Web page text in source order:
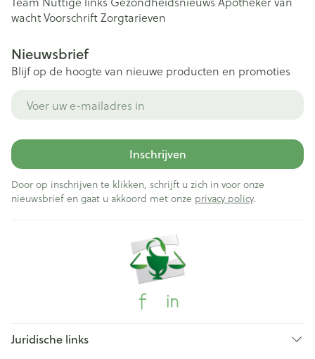
wachtVoorschriftZorgtarieven
Nieuwsbrief
Blijf op de hoogte van nieuwe producten en promoties
Inschrijven
Door op inschrijven te klikken, schrijft u zich in voor onze
nieuwsbrief en gaat u akkoord met onze privacy policy.
Juridische links